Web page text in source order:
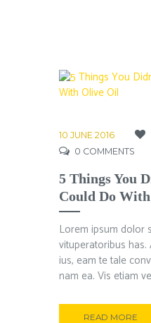
10 JUNE 2016
0 COMMENTS
5 Things You
Could Do
Lorem ipsum dolor
vituperatoribus
ius, eam te tale
nam ea. Vis etiam
READ MORE